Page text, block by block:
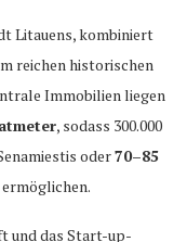
Litauens, kombiniert
reichen historischen
Immobilien liegen
, sodass 300.000
oder70–85
und das Start-up-